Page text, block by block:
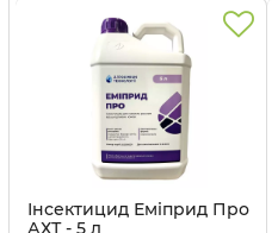
Інсектицид Еміприд Про
АХТ - 5 л